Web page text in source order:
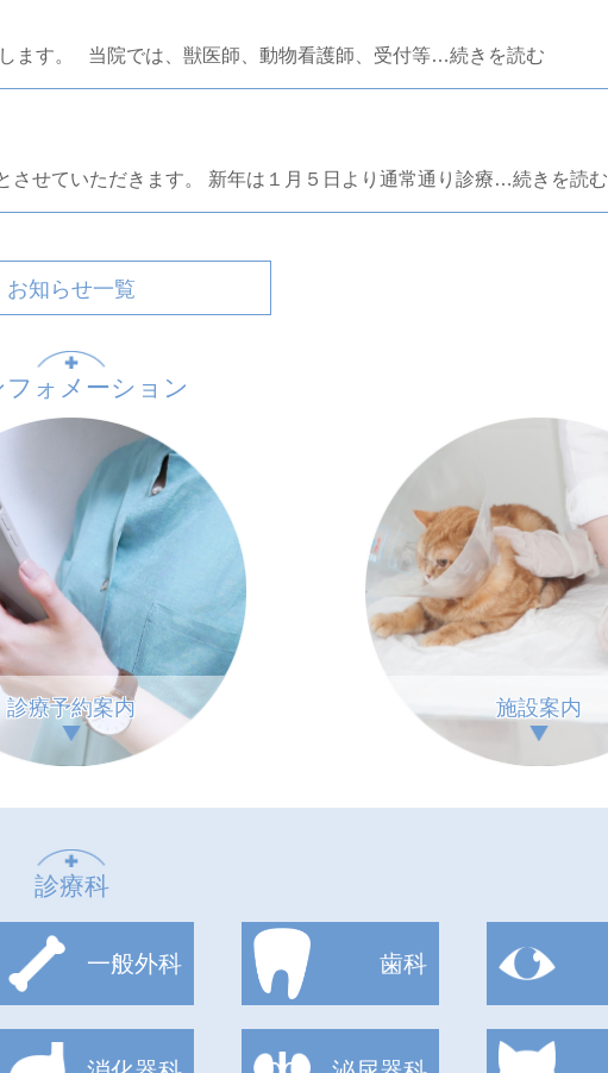
ます。 当院では、獣医師、動物看護師、受付等…続きを読む
させていただきます。 新年は１月５日より通常通り診療…続きを読む
お知らせ一覧
フォメーション
診療予約案内 施設案内
診療科
一般外科 歯科